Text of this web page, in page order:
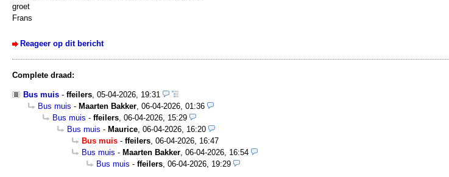
groet
Frans
Reageer op dit bericht
Complete draad:
Bus muis - ffeilers, 05-04-2026, 19:31
Bus muis - Maarten Bakker, 06-04-2026, 01:36
Bus muis - ffeilers, 06-04-2026, 15:29
Bus muis - Maurice, 06-04-2026, 16:20
Bus muis - ffeilers, 06-04-2026, 16:47
Bus muis - Maarten Bakker, 06-04-2026, 16:54
Bus muis - ffeilers, 06-04-2026, 19:29